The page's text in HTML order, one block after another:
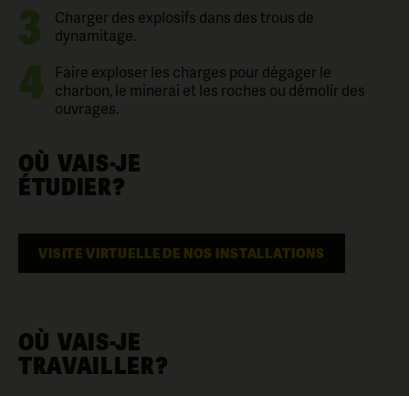
3
Charger des explosifs dans des trous de
dynamitage.
4
Faire exploser les charges pour dégager le
charbon, le minerai et les roches ou démolir des
ouvrages.
OÙ VAIS-JE
ÉTUDIER?
VISITE VIRTUELLE DE NOS INSTALLATIONS
OÙ VAIS-JE
TRAVAILLER?